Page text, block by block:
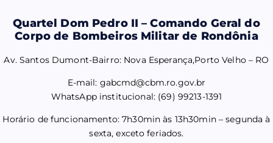
Quartel Dom Pedro II – Comando Geral do
Corpo de Bombeiros Militar de Rondônia
Av. Santos Dumont-Bairro: Nova Esperança,Porto Velho – RO
E-mail: gabcmd@cbm.ro.gov.br
WhatsApp institucional: (69) 99213-1391
Horário de funcionamento: 7h30min às 13h30min – segunda à
sexta, exceto feriados.